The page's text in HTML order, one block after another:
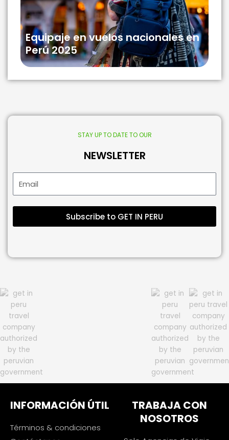
Equipaje en vuelos nacionales en
Perú 2025
STAY UP TO DATE TO OUR
NEWSLETTER
Subscribe to GET IN PERU
INFORMACIÓN ÚTIL
Términos & condiciones
TRABAJA CON
NOSOTROS